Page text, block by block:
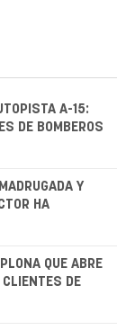
A-15:
DE BOMBEROS
Y
HA
QUE ABRE
DE